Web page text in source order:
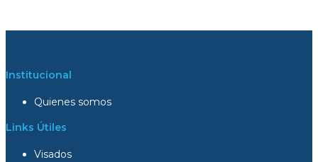
Institucional
Quienes somos
Links Útiles
Visados